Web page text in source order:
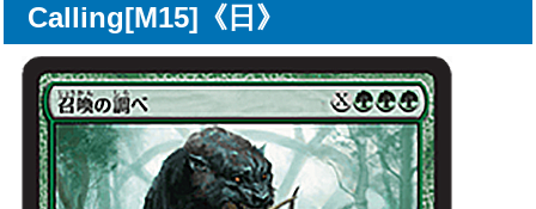
Calling[M15]《日》